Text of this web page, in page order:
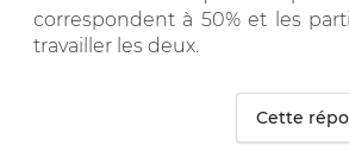
correspondent à 50% et les
travailler les deux.
Cette